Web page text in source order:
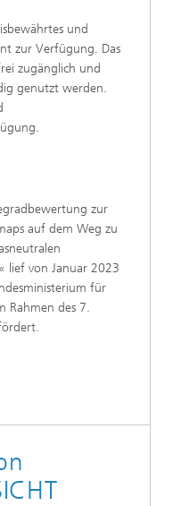
und
zur Verfügung. Das
zugänglich und
genutzt werden.
zur
auf dem Weg zu
lief von Januar 2023
für
Rahmen des 7.